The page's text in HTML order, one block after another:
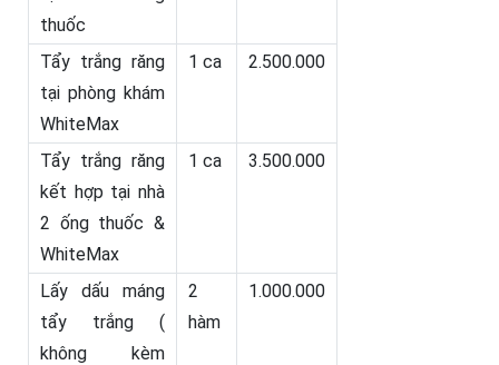
thuốc
Tẩy trắng răng
tại phòng khám
WhiteMax
1 ca 2.500.000
Tẩy trắng răng
kết hợp tại nhà
2 ống thuốc &
WhiteMax
1 ca 3.500.000
Lấy dấu máng
tẩy trắng (
không kèm
2
hàm
1.000.000